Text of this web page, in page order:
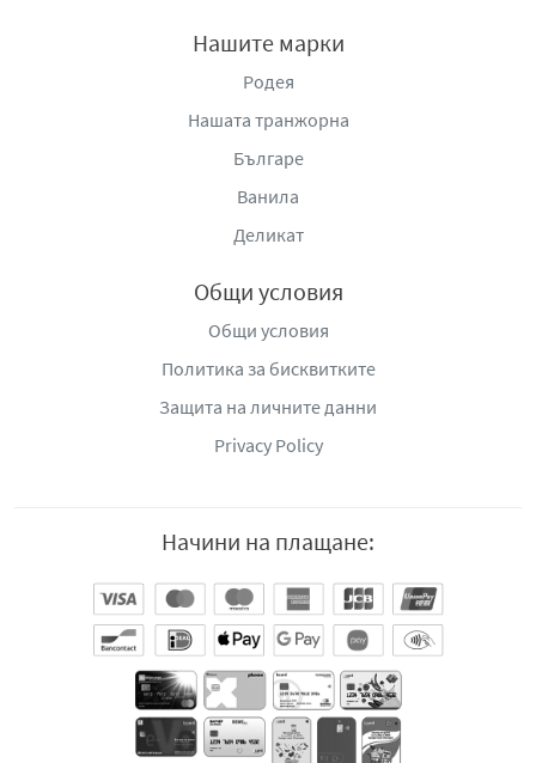
Нашите марки
Родея
Нашата транжорна
Българе
Ванила
Деликат
Общи условия
Общи условия
Политика за бисквитките
Защита на личните данни
Privacy Policy
Начини на плащане: